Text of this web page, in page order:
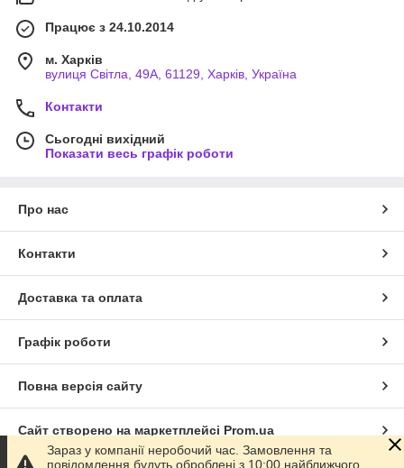
Працює з 24.10.2014
м. Харків
вулиця Світла, 49А, 61129, Харків, Україна
Контакти
Сьогодні вихідний
Показати весь графік роботи
Про нас
Контакти
Доставка та оплата
Графік роботи
Повна версія сайту
Сайт створено на маркетплейсі Prom.ua
Зараз у компанії неробочий час. Замовлення та
повідомлення будуть оброблені з 10:00 найближчого